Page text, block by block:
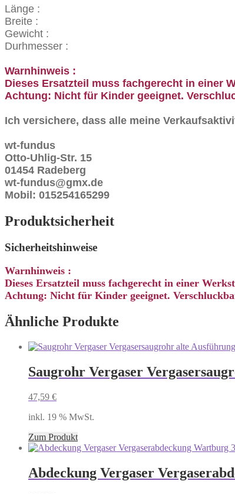
Länge :
Breite :
Gewicht :
Durhmesser :
Warnhinweis :
Dieses Ersatzteil muss fachgerecht in einer
Achtung: Nicht für Kinder geeignet.
Ich versichere, dass alle meine
wt-fundus
Otto-Uhlig-Str. 15
01454 Radeberg
wt-fundus@gmx.de
Mobil: 015254165299
Produktsicherheit
Sicherheitshinweise
Warnhinweis :
Dieses Ersatzteil muss fachgerecht in einer
Achtung: Nicht für Kinder geeignet.
Ähnliche Produkte
Saugrohr Vergaser
47,59 €
inkl. 19 % MwSt.
Zum Produkt
Abdeckung Vergaser